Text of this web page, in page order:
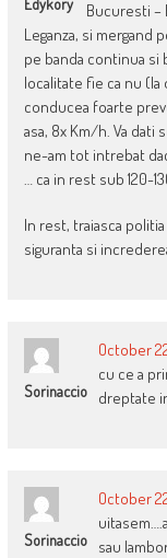
Edykory
Bucuresti –
Leganza, si mergand
pe banda continua si
localitate fie ca nu (la
conducea foarte
asa, 8x Km/h. Va dati
ne-am tot intrebat
… ca in rest sub 120-
In rest, traiasca
siguranta si
Sorinaccio
October
cu ce a
dreptate
Sorinaccio
October
sau